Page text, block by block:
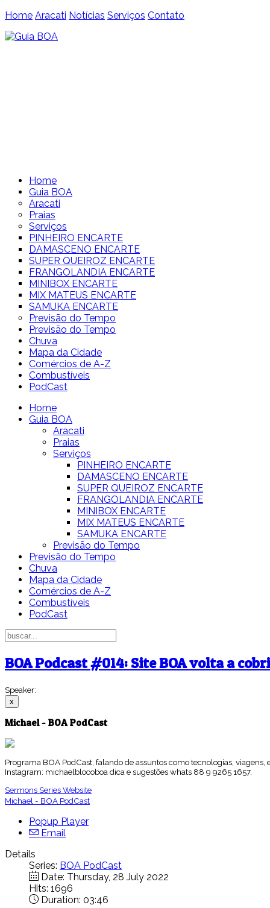
Home Aracati Notícias Serviços Contato
Home
Guia BOA
Aracati
Praias
Serviços
PINHEIRO ENCARTE
DAMASCENO ENCARTE
SUPER QUEIROZ ENCARTE
FRANGOLANDIA ENCARTE
MINIBOX ENCARTE
MIX MATEUS ENCARTE
SAMUKA ENCARTE
Previsão do Tempo
Previsão do Tempo
Chuva
Mapa da Cidade
Comércios de A-Z
Combustíveis
PodCast
Home
Guia BOA
Aracati
Praias
Serviços
PINHEIRO ENCARTE
DAMASCENO ENCARTE
SUPER QUEIROZ ENCARTE
FRANGOLANDIA ENCARTE
MINIBOX ENCARTE
MIX MATEUS ENCARTE
SAMUKA ENCARTE
Previsão do Tempo
Previsão do Tempo
Chuva
Mapa da Cidade
Comércios de A-Z
Combustíveis
PodCast
BOA Podcast #014: Site BOA volta a
Speaker:
x
Michael - BOA PodCast
Programa BOA PodCast, falando de assuntos como tecnologias,
Instagram: michaelblocoboa dica e sugestões whats 88 9 9265 1657.
SermonsSeriesWebsite
Michael - BOA PodCast
Popup Player
Email
Details
Series: BOA PodCast
Date: Thursday, 28 July 2022
Hits: 1696
Duration: 03:46